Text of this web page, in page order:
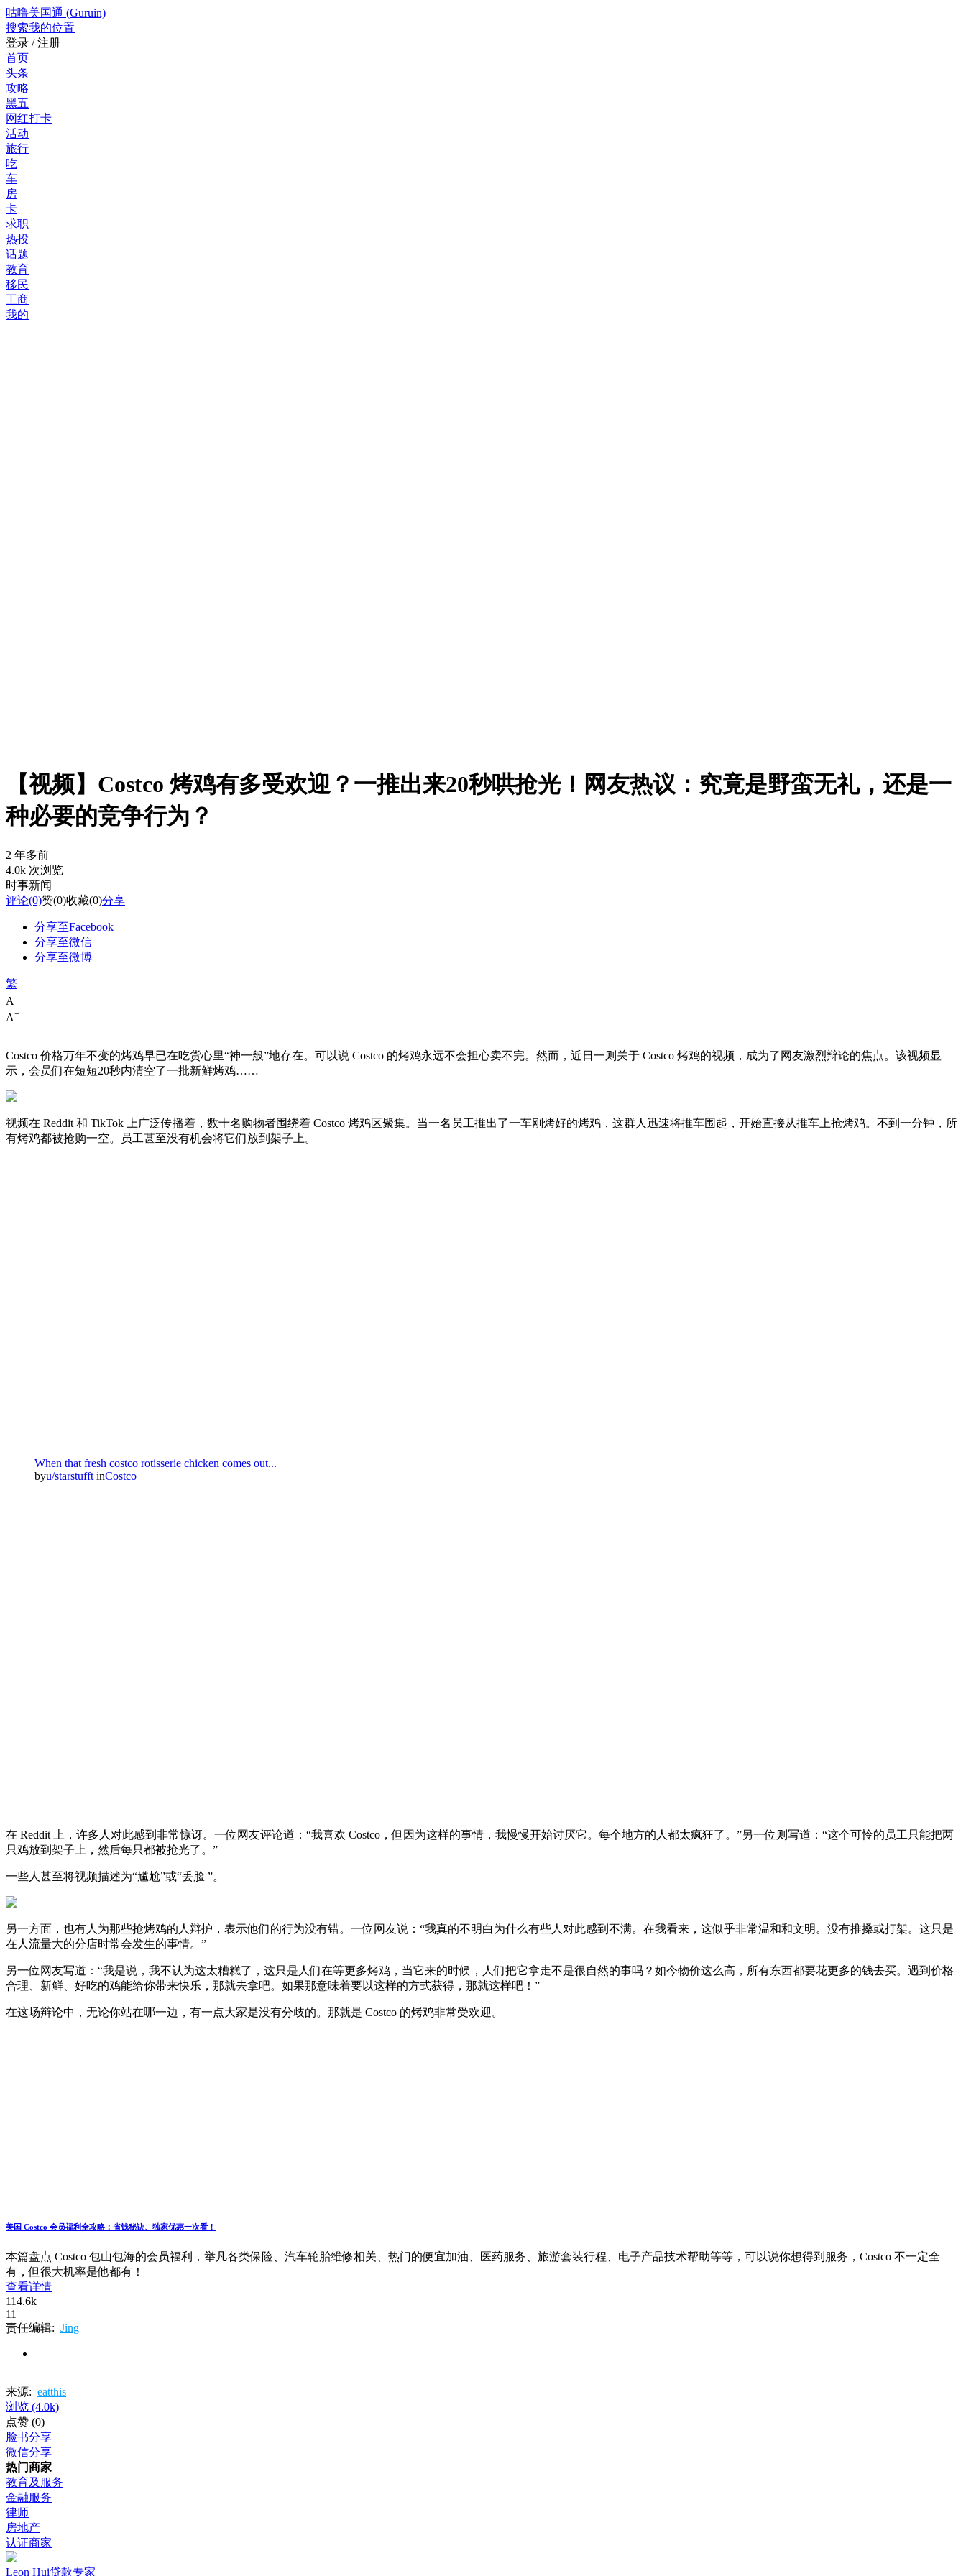
咕噜美国通 (Guruin)
搜索我的位置
登录 / 注册
首页
头条
攻略
黑五
网红打卡
活动
旅行
吃
车
房
卡
求职
热投
话题
教育
移民
工商
我的
【视频】Costco 烤鸡有多受欢迎？一推出来20秒哄抢光！网友热议：究竟是野蛮无礼，还是一
种必要的竞争行为？
2 年多前
4.0k 次浏览
时事新闻
评论(0)赞(0)收藏(0)分享
分享至Facebook
分享至微信
分享至微博
繁
A-
A+
Costco 价格万年不变的烤鸡早已在吃货心里“神一般”地存在。可以说 Costco 的烤鸡永远不会担心卖不完。然而，近日一则关于 Costco 烤鸡的视频，成为了网友激烈辩论的焦点。该视频显
示，会员们在短短20秒内清空了一批新鲜烤鸡……
视频在 Reddit 和 TikTok 上广泛传播着，数十名购物者围绕着 Costco 烤鸡区聚集。当一名员工推出了一车刚烤好的烤鸡，这群人迅速将推车围起，开始直接从推车上抢烤鸡。不到一分钟，所
有烤鸡都被抢购一空。员工甚至没有机会将它们放到架子上。
When that fresh costco rotisserie chicken comes out...
byu/starstufft inCostco
在 Reddit 上，许多人对此感到非常惊讶。一位网友评论道：“我喜欢 Costco，但因为这样的事情，我慢慢开始讨厌它。每个地方的人都太疯狂了。”另一位则写道：“这个可怜的员工只能把两
只鸡放到架子上，然后每只都被抢光了。”
一些人甚至将视频描述为“尴尬”或“丢脸 ”。
另一方面，也有人为那些抢烤鸡的人辩护，表示他们的行为没有错。一位网友说：“我真的不明白为什么有些人对此感到不满。在我看来，这似乎非常温和和文明。没有推搡或打架。这只是
在人流量大的分店时常会发生的事情。”
另一位网友写道：“我是说，我不认为这太糟糕了，这只是人们在等更多烤鸡，当它来的时候，人们把它拿走不是很自然的事吗？如今物价这么高，所有东西都要花更多的钱去买。遇到价格
合理、新鲜、好吃的鸡能给你带来快乐，那就去拿吧。如果那意味着要以这样的方式获得，那就这样吧！”
在这场辩论中，无论你站在哪一边，有一点大家是没有分歧的。那就是 Costco 的烤鸡非常受欢迎。
美国 Costco 会员福利全攻略：省钱秘诀、独家优惠一次看！
本篇盘点 Costco 包山包海的会员福利，举凡各类保险、汽车轮胎维修相关、热门的便宜加油、医药服务、旅游套装行程、电子产品技术帮助等等，可以说你想得到服务，Costco 不一定全
有，但很大机率是他都有！
查看详情
114.6k
11
责任编辑: Jing
来源: eatthis
浏览 (4.0k)
点赞 (0)
脸书分享
微信分享
热门商家
教育及服务
金融服务
律师
房地产
认证商家
Leon Hui贷款专家